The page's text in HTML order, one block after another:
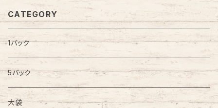
CATEGORY
1バック
5バック
大袋